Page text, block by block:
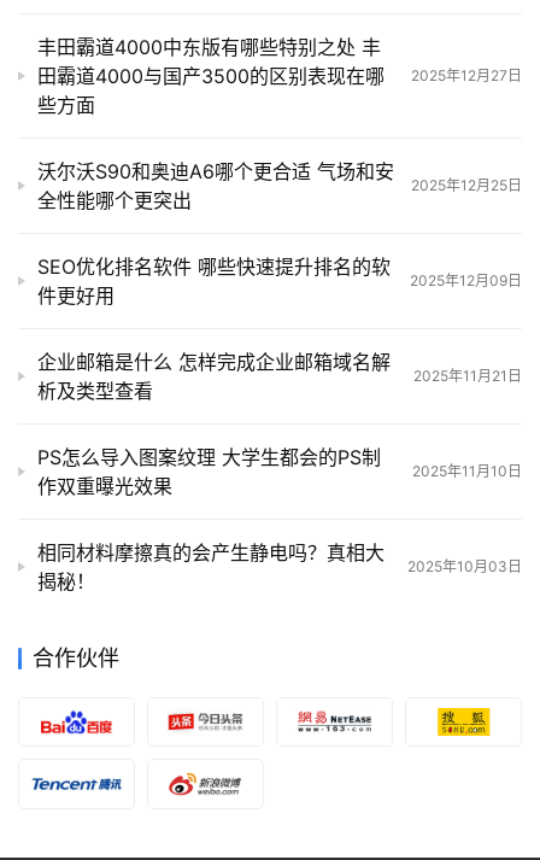
丰田霸道4000中东版有哪些特别之处 丰
田霸道4000与国产3500的区别表现在哪
些方面
2025年12月27日
沃尔沃S90和奥迪A6哪个更合适 气场和安
全性能哪个更突出
2025年12月25日
SEO优化排名软件 哪些快速提升排名的软
件更好用
2025年12月09日
企业邮箱是什么 怎样完成企业邮箱域名解
析及类型查看
2025年11月21日
PS怎么导入图案纹理 大学生都会的PS制
作双重曝光效果
2025年11月10日
相同材料摩擦真的会产生静电吗？真相大
揭秘！
2025年10月03日
合作伙伴